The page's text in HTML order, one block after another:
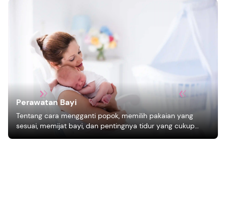
Perawatan Bayi
Tentang cara mengganti popok, memilih pakaian yang
sesuai, memijat bayi, dan pentingnya tidur yang cukup
bagi pertumbuhan bayi.